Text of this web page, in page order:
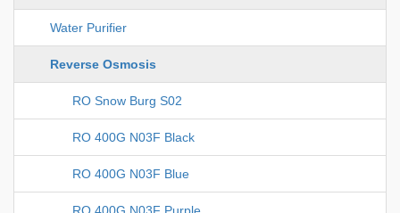
Water Purifier
Reverse Osmosis
RO Snow Burg S02
RO 400G N03F Black
RO 400G N03F Blue